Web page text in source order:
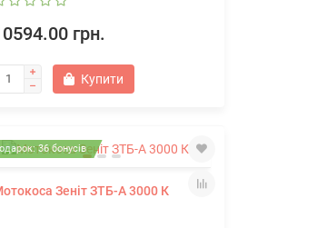
грн.
Купити
36 бонусів
Зеніт ЗТБ-А 3000 К